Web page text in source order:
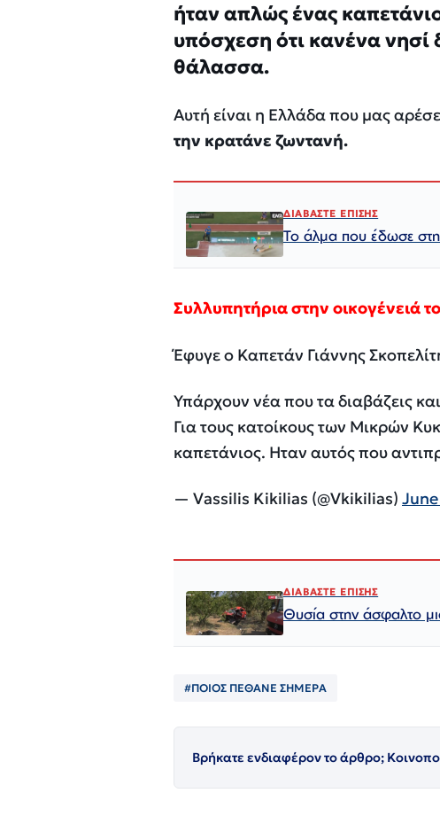
ήταν απλώς ένας
υπόσχεση ότι κανένα
θάλασσα.
Αυτή είναι η Ελλάδα που μας
την κρατάνε ζωντανή.
ΔΙΑΒΑΣΤΕ ΕΠΙΣΗΣ
Το άλμα που έδωσε
Συλλυπητήρια στην οικογένειά
Έφυγε ο Καπετάν Γιάννης
Υπάρχουν νέα που τα διαβάζεις
Για τους κατοίκους των Μικρών
καπετάνιος. Ηταν αυτός που
— Vassilis Kikilias (@Vkikilias)
ΔΙΑΒΑΣΤΕ ΕΠΙΣΗΣ
Θυσία στην άσφαλτο
#ΠΟΙΟΣ ΠΈΘΑΝΕ ΣΗΜΕΡΑ
Βρήκατε ενδιαφέρον το άρθρο;